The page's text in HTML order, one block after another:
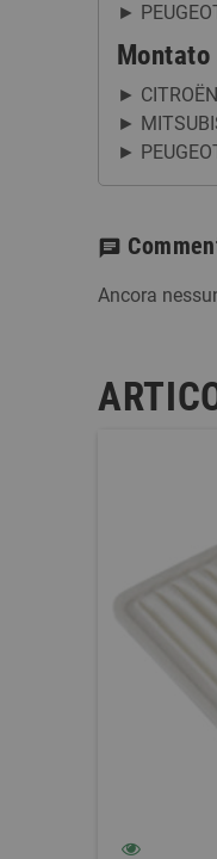
Montato
CITROËN
chat
Ancora